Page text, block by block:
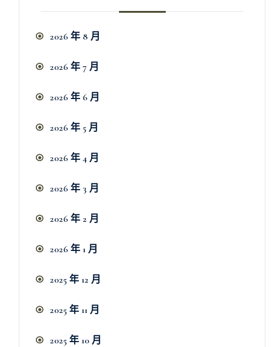
2026 年 8 月
2026 年 7 月
2026 年 6 月
2026 年 5 月
2026 年 4 月
2026 年 3 月
2026 年 2 月
2026 年 1 月
2025 年 12 月
2025 年 11 月
2025 年 10 月